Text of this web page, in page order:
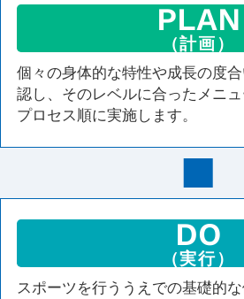
PLAN
（計画）
個々の身体的な特性や成長の度
認し、そのレベルに合ったメニ
プロセス順に実施します。
DO
（実行）
スポーツを行ううえでの基礎的